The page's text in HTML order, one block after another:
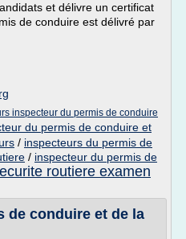
et délivre un certificat
de conduire est délivré par
inspecteur du permis de conduire
du permis de conduire et
/ inspecteurs du permis de
/ inspecteur du permis de
routiere examen
de conduire et de la